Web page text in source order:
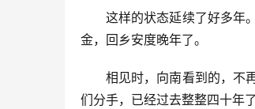
这样的状态延续了好多年
金，回乡安度晚年了。
相见时，向南看到的，不
们分手，已经过去整整四十年